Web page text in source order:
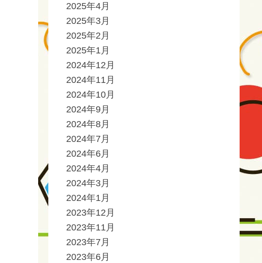
2025年4月
2025年3月
2025年2月
2025年1月
2024年12月
2024年11月
2024年10月
2024年9月
2024年8月
2024年7月
2024年6月
2024年4月
2024年3月
2024年1月
2023年12月
2023年11月
2023年7月
2023年6月